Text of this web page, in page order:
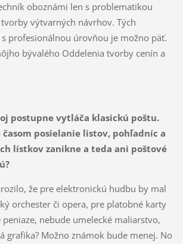
oboznámi len s problematikou
výtvarných návrhov. Tých
profesionálnou úrovňou je možno päť.
bývalého Oddelenia tvorby cenín a
postupne vytláča klasickú poštu.
časom posielanie listov, pohľadníc a
lístkov zanikne a teda ani poštové
že pre elektronickú hudbu by mal
orchester či opera, pre platobné karty
nebude umelecké maliarstvo,
grafika? Možno známok bude menej. No